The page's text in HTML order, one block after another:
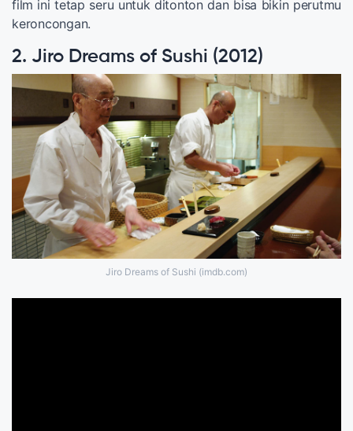
film ini tetap seru untuk ditonton dan bisa bikin perutmu
keroncongan.
2. Jiro Dreams of Sushi (2012)
Jiro Dreams of Sushi (imdb.com)